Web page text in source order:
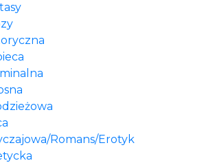
Romans/Erotyk